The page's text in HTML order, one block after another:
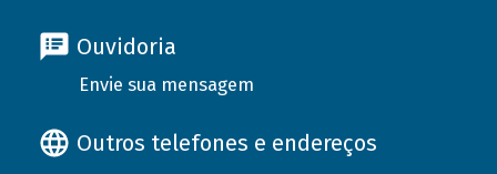
Ouvidoria
Envie sua mensagem
Outros telefones e endereços